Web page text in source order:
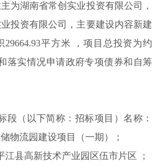
主为湖南省常创实业投资有限公司，
投资有限公司，主要建设内容新建
平方米 ，项目总投资为约
落实情况申请政府专项债券和自筹
段（以下简称：招标项目）名称：
物流园建设项目（一期）；
江县高新技术产业园区伍市片区 ；